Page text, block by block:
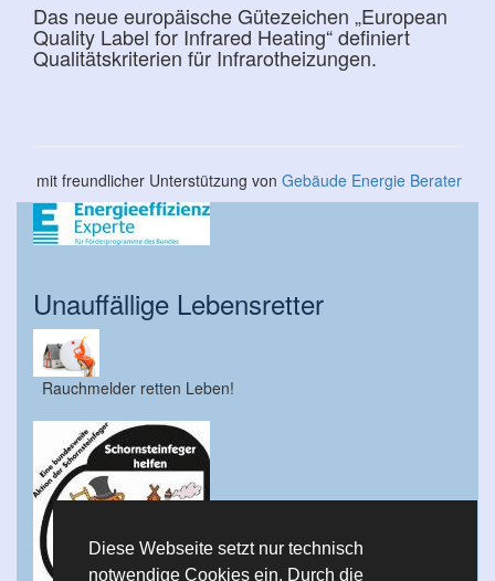
Diese Webseite setzt nur technisch
notwendige Cookies ein. Durch die
Das neue europäische Gütezeichen „European
Quality Label for Infrared Heating“ definiert
Qualitätskriterien für Infrarotheizungen.
mit freundlicher Unterstützung von Gebäude Energie Berater
Unauffällige Lebensretter
Rauchmelder retten Leben!